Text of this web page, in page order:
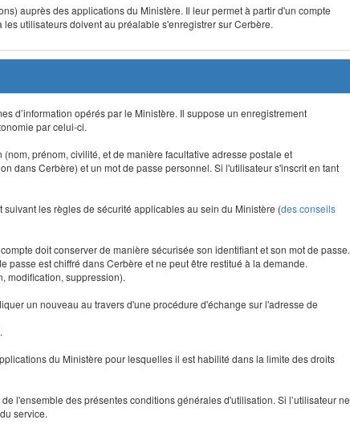
auprès des applications du Ministère. Il leur permet à partir d'un compte
utilisateurs doivent au préalable s'enregistrer sur Cerbère.
d’information opérés par le Ministère. Il suppose un enregistrement
par celui-ci.
prénom, civilité, et de manière facultative adresse postale et
dans Cerbère) et un mot de passe personnel. Si l'utilisateur s'inscrit en tant
les règles de sécurité applicables au sein du Ministère (des conseils
doit conserver de manière sécurisée son identifiant et son mot de passe.
est chiffré dans Cerbère et ne peut être restitué à la demande.
modification, suppression).
un nouveau au travers d'une procédure d'échange sur l'adresse de
du Ministère pour lesquelles il est habilité dans la limite des droits
l'ensemble des présentes conditions générales d'utilisation. Si l’utilisateur ne
service.